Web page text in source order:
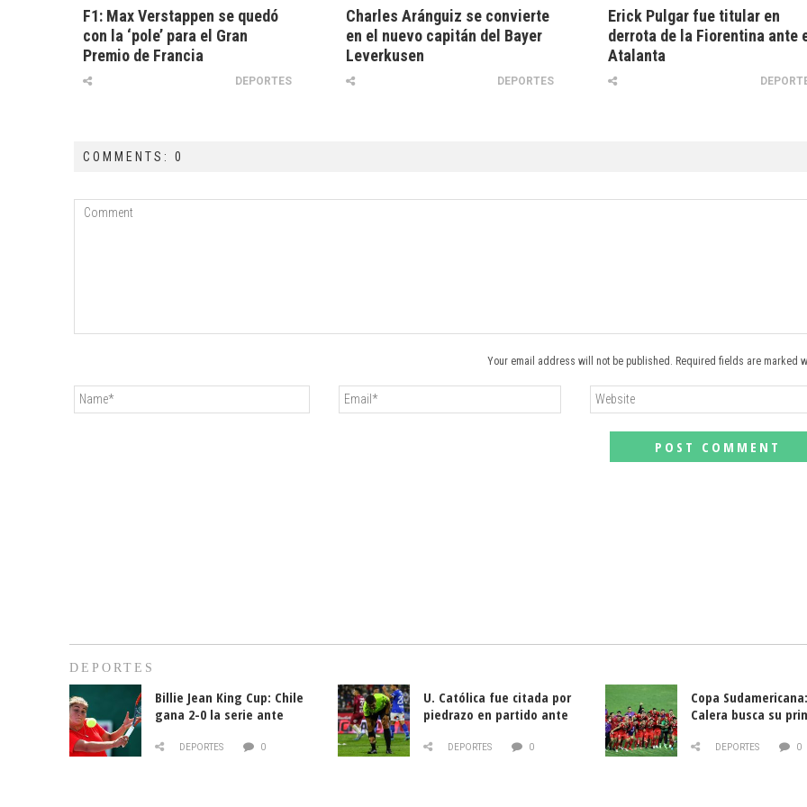
F1: Max Verstappen se quedó
con la ‘pole’ para el Gran
Premio de Francia
DEPORTES
Charles Aránguiz se convierte
en el nuevo capitán del Bayer
Leverkusen
DEPORTES
Erick Pulgar fue titular en
derrota de la Fiorentina ante
Atalanta
COMMENTS: 0
Your email address will not be published. Required fields are marked
DEPORTES
Billie Jean King Cup: Chile
gana 2-0 la serie ante
DEPORTES 0
U. Católica fue citada por
piedrazo en partido ante
DEPORTES 0
Copa
Calera busca su
DEPORTES 0